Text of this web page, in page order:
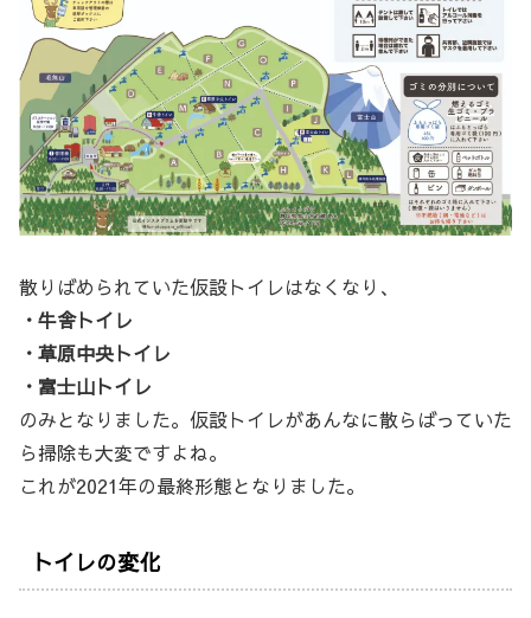
散りばめられていた仮設トイレはなくなり、
・牛舎トイレ
・草原中央トイレ
・富士山トイレ
のみとなりました。仮設トイレがあんなに散らばっていた
ら掃除も大変ですよね。
これが2021年の最終形態となりました。
トイレの変化